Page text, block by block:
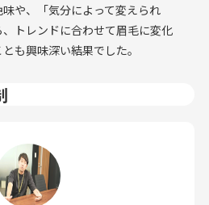
や、「気分によって変えられ
トレンドに合わせて眉毛に変化
も興味深い結果でした。